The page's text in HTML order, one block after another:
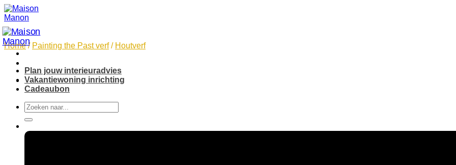
Skip
to
content
Plan jouw interieuradvies
Vakantiewoning inrichting
Cadeaubon
Search
for:
Home / Painting the Past verf / Houtverf